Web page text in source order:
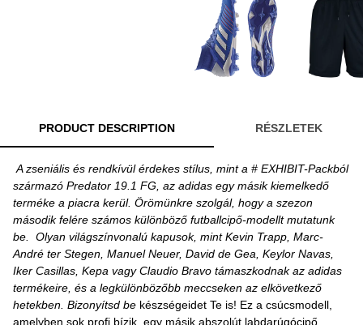
PRODUCT DESCRIPTION RÉSZLETEK
A zseniális és rendkívül érdekes stílus, mint a # EXHIBIT-Packból
származó Predator 19.1 FG, az adidas egy másik kiemelkedő
terméke a piacra kerül. Örömünkre szolgál, hogy a szezon
második felére számos különböző futballcipő-modellt mutatunk
be.
Olyan világszínvonalú kapusok, mint Kevin Trapp, Marc-
André ter Stegen, Manuel Neuer, David de Gea, Keylor Navas,
Iker Casillas, Kepa vagy Claudio Bravo támaszkodnak az adidas
termékeire, és a legkülönbözőbb meccseken az elkövetkező
hetekben. Bizonyítsd be készségeidet Te is! Ez a csúcsmodell,
amelyben sok profi bízik, egy másik abszolút labdarúgócipő,